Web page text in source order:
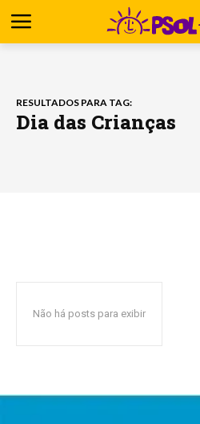
RESULTADOS PARA TAG:
Dia das Crianças
Não há posts para exibir